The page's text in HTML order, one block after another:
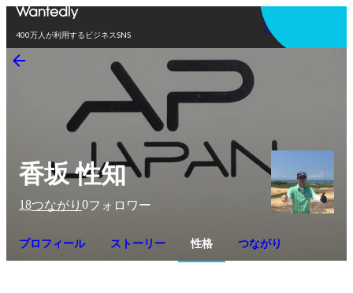
400万人が利用するビジネスSNS
アプリを使う
香坂 性知
18つながり 0フォロワー
プロフィール ストーリー 性格 つながり